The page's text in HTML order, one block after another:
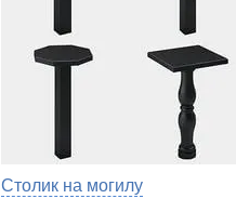
Столик на могилу